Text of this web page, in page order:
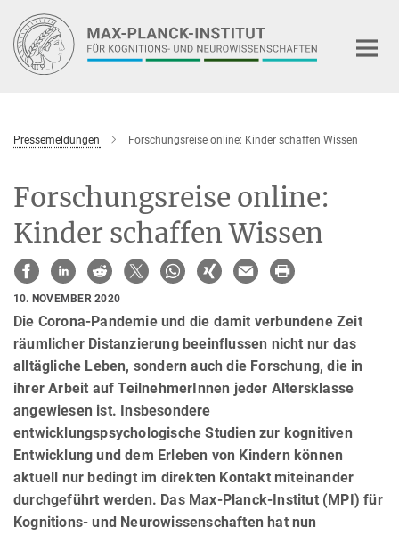
Hauptinhalt
Pressemeldungen Forschungsreise online: Kinder schaffen Wissen
Forschungsreise online:
Kinder schaffen Wissen
10. NOVEMBER 2020
Die Corona-Pandemie und die damit verbundene Zeit
räumlicher Distanzierung beeinflussen nicht nur das
alltägliche Leben, sondern auch die Forschung, die in
ihrer Arbeit auf TeilnehmerInnen jeder Altersklasse
angewiesen ist. Insbesondere
entwicklungspsychologische Studien zur kognitiven
Entwicklung und dem Erleben von Kindern können
aktuell nur bedingt im direkten Kontakt miteinander
durchgeführt werden. Das Max-Planck-Institut (MPI) für
Kognitions- und Neurowissenschaften hat nun